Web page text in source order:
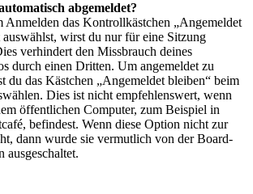
abgemeldet?
Anmelden das Kontrollkästchen „Angemeldet
wirst du nur für eine Sitzung
verhindert den Missbrauch deines
durch einen Dritten. Um angemeldet zu
du das Kästchen „Angemeldet bleiben“ beim
Dies ist nicht empfehlenswert, wenn
öffentlichen Computer, zum Beispiel in
befindest. Wenn diese Option nicht zur
dann wurde sie vermutlich von der Board-
ausgeschaltet.